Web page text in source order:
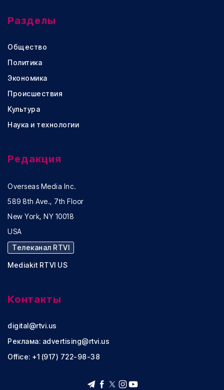
Разделы
Общество
Политика
Экономика
Происшествия
Культура
Наука и технологии
Редакция
Overseas Media Inc.
589 8th Ave., 7th Floor
New York, NY 10018
USA
Телеканал RTVI
Mediakit RTVI US
Контакты
digital@rtvi.us
Реклама: advertising@rtvi.us
Office: +1 (917) 722-98-38